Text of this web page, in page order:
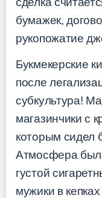
бумажек,
рукопожатие
Букмекерские
после
субкультура!
магазинчики с
которым сидел
Атмосфера
густой
мужики в